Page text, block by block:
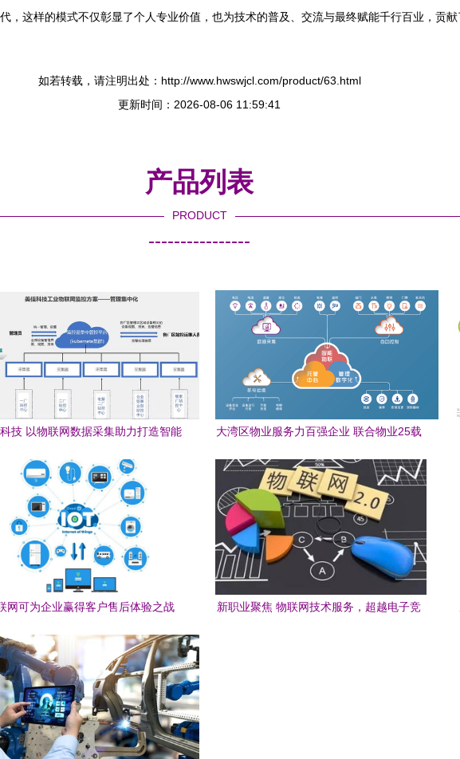
，这样的模式不仅彰显了个人专业价值，也为技术的普及、交流与最终赋能千行百业，贡献
如若转载，请注明出处：http://www.hwswjcl.com/product/63.html
更新时间：2026-08-06 11:59:41
产品列表
PRODUCT
----------------
技 以物联网数据采集助力打造智能
大湾区物业服务力百强企业 联合物业25载
网可为企业赢得客户售后体验之战
新职业聚焦 物联网技术服务，超越电子竞